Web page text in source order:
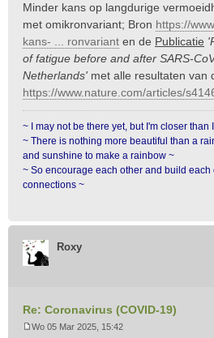
Minder kans op langdurige
met omikronvariant; Bron https://
kans- ... ronvariant en de Publicatie
of fatigue before and after SARS-
Netherlands' met alle resultaten van
https://www.nature.com/articles/
~ I may not be there yet, but I'm closer than
~ There is nothing more beautiful than a
and sunshine to make a rainbow ~
~ So encourage each other and build each
connections ~
Roxy
Re: Coronavirus (COVID-19)
Wo 05 Mar 2025, 15:42